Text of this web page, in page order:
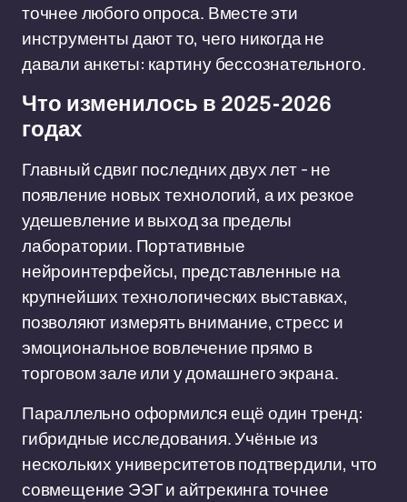
точнее любого опроса. Вместе эти
инструменты дают то, чего никогда не
давали анкеты: картину бессознательного.
Что изменилось в 2025-2026
годах
Главный сдвиг последних двух лет - не
появление новых технологий, а их резкое
удешевление и выход за пределы
лаборатории. Портативные
нейроинтерфейсы, представленные на
крупнейших технологических выставках,
позволяют измерять внимание, стресс и
эмоциональное вовлечение прямо в
торговом зале или у домашнего экрана.
Параллельно оформился ещё один тренд:
гибридные исследования. Учёные из
нескольких университетов подтвердили, что
совмещение ЭЭГ и айтрекинга точнее